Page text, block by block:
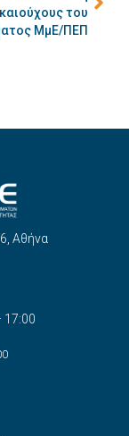
του
ΜμΕ/ΠΕΠ
Αθήνα
17:00